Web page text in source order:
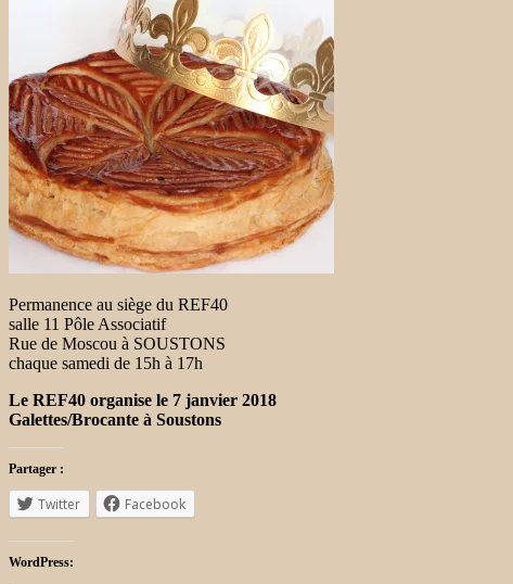
Permanence au siège du REF40
salle 11 Pôle Associatif
Rue de Moscou à SOUSTONS
chaque samedi de 15h à 17h
Le REF40 organise le 7 janvier 2018
Galettes/Brocante à Soustons
Partager :
Twitter Facebook
WordPress: